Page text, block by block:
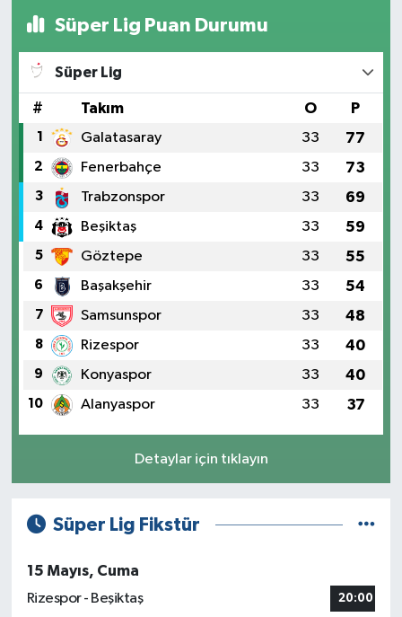
Süper Lig Puan Durumu
Süper Lig
# Takım O P
1 Galatasaray 33 77
2 Fenerbahçe 33 73
3 Trabzonspor 33 69
4 Beşiktaş 33 59
5 Göztepe 33 55
6 Başakşehir 33 54
7 Samsunspor 33 48
8 Rizespor 33 40
9 Konyaspor 33 40
10 Alanyaspor 33 37
Detaylar için tıklayın
Süper Lig Fikstür
15 Mayıs, Cuma
Rizespor - Beşiktaş
20:00